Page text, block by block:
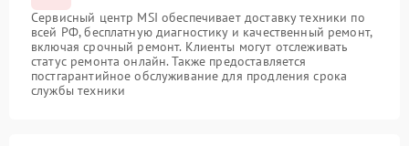
Сервисный центр MSI обеспечивает доставку техники по
всей РФ, бесплатную диагностику и качественный ремонт,
включая срочный ремонт. Клиенты могут отслеживать
статус ремонта онлайн. Также предоставляется
постгарантийное обслуживание для продления срока
службы техники